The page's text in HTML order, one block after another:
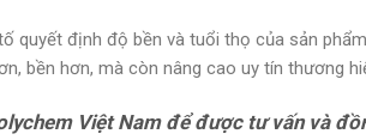
quyết định độ bền và tuổi thọ của sản
bền hơn, mà còn nâng cao uy tín thương
Việt Nam để được tư vấn và